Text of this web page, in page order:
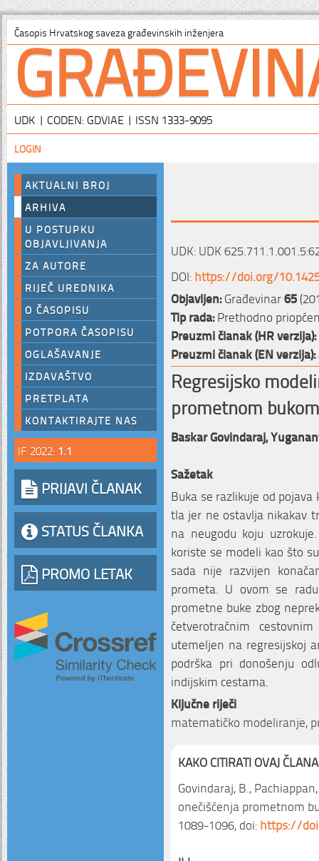
Časopis Hrvatskog saveza građevinskih inženjera
UDK | CODEN: GDVIAE | ISSN 1333-9095
LOGIN
AKTUALNI BROJ
ARHIVA
U POSTUPKU
OBJAVLJIVANJA
ZA AUTORE
RIJEČ UREDNIKA
O ČASOPISU
POTPORA ČASOPISU
OGLAŠAVANJE
IZDAVAŠTVO
PRETPLATA
KONTAKTIRAJTE NAS
IF 2022: 1.1
PRIJAVI ČLANAK
STATUS ČLANKA
PROMO LETAK
UDK: UDK
DOI:https://doi.org/
Objavljen:Građevinar65
Tip rada:Prethodno
Preuzmi članak (HR verzija):
Preuzmi članak (EN verzija):
Regresijsko
prometnom bukom
Baskar Govindaraj,
Sažetak
Buka se razlikuje od pojava
tla jer ne ostavlja nikakav
na neugodu koju
koriste se modeli kao što su
sada nije razvijen
prometa. U ovom se
prometne buke zbog
četverotračnim
utemeljen na regresijskoj
podrška pri donošenju
indijskim cestama.
Ključne riječi
matematičko modeliranje,
KAKO CITIRATI OVAJ
Govindaraj, B.,
onečišćenja prometnom
1089-1096, doi:https://